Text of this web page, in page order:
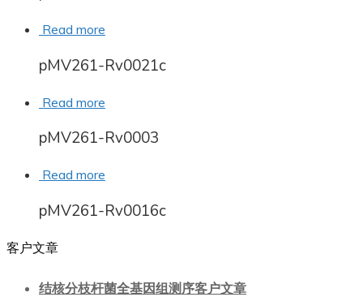
Read more
pMV261-Rv0021c
Read more
pMV261-Rv0003
Read more
pMV261-Rv0016c
客户文章
结核分枝杆菌全基因组测序客户文章